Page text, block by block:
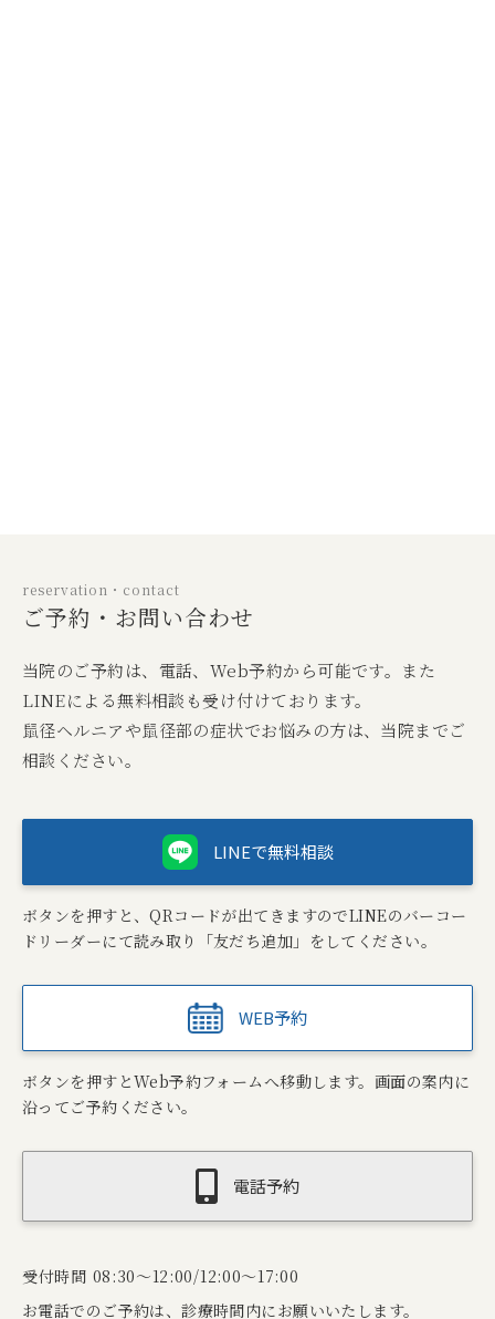
reservation・contact
ご予約・お問い合わせ
当院のご予約は、電話、Web予約から可能です。また
LINEによる無料相談も受け付けております。
鼠径ヘルニアや鼠径部の症状でお悩みの方は、当院までご
相談ください。
電話予約
受付時間 08:30～12:00/12:00～17:00
お電話でのご予約は、診療時間内にお願いいたします。
WEB予約
ボタンを押すとWeb予約フォームへ移動します。画面の案内に
沿ってご予約ください。
LINEで無料相談
ボタンを押すと、QRコードが出てきますのでLINEのバーコー
ドリーダーにて読み取り「友だち追加」をしてください。